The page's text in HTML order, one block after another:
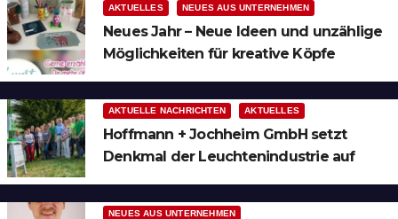
AKTUELLES NEUES AUS UNTERNEHMEN
Neues Jahr – Neue Ideen und unzählige
Möglichkeiten für kreative Köpfe
AKTUELLE NACHRICHTEN AKTUELLES
Hoffmann + Jochheim GmbH setzt
Denkmal der Leuchtenindustrie auf
NEUES AUS UNTERNEHMEN